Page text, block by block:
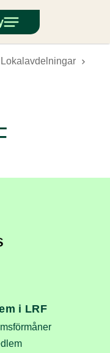
Lokalavdelningar
i LRF